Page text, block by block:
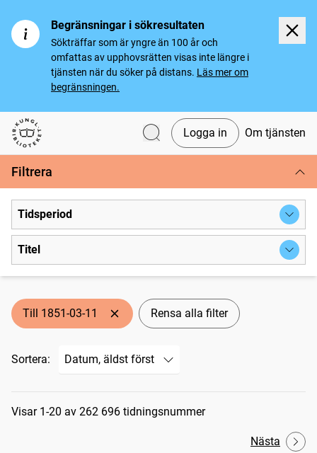
Begränsningar i sökresultaten
Sökträffar som är yngre än 100 år och
omfattas av upphovsrätten visas inte längre i
tjänsten när du söker på distans. Läs mer om
begränsningen.
Svenska tidningar
Logga in Om tjänsten
Filtrera
Tidsperiod
Titel
Till 1851-03-11 Rensa alla filter
Sortera:
Sökresultat
Visar 1-20 av 262 696 tidningsnummer
Nästa